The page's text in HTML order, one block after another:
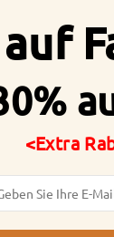
<Extra